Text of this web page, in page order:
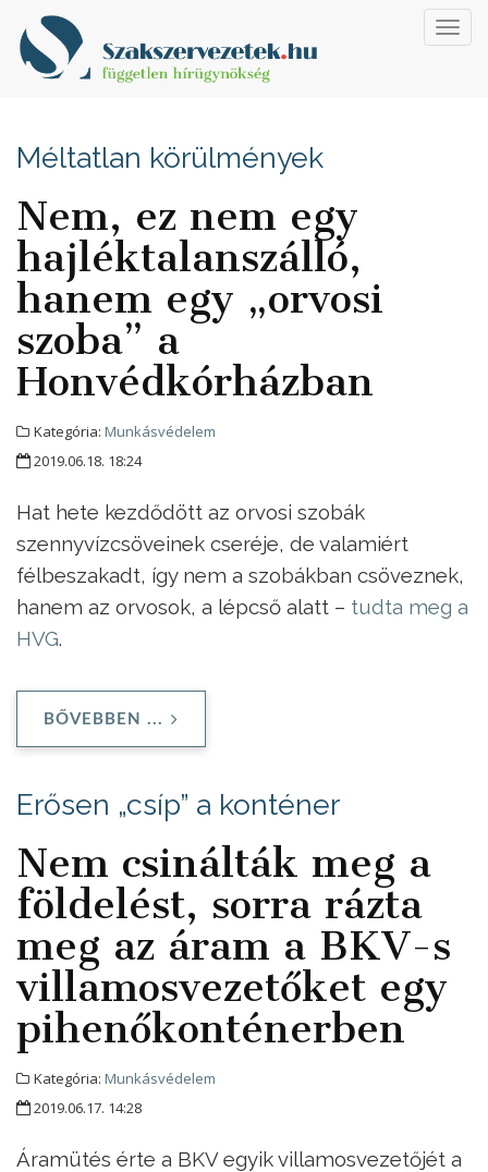
Méltatlan körülmények
Nem, ez nem egy
hajléktalanszálló,
hanem egy „orvosi
szoba” a
Honvédkórházban
Kategória: Munkásvédelem
2019.06.18. 18:24
Hat hete kezdődött az orvosi szobák
szennyvízcsöveinek cseréje, de valamiért
félbeszakadt, így nem a szobákban csöveznek,
hanem az orvosok, a lépcső alatt – tudta meg a
HVG.
BŐVEBBEN ...
Erősen „csíp” a konténer
Nem csinálták meg a
földelést, sorra rázta
meg az áram a BKV-s
villamosvezetőket egy
pihenőkonténerben
Kategória: Munkásvédelem
2019.06.17. 14:28
Áramütés érte a BKV egyik villamosvezetőjét a